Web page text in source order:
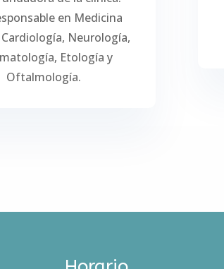
en Medicina
Neurología,
Etología y
Oftalmología.